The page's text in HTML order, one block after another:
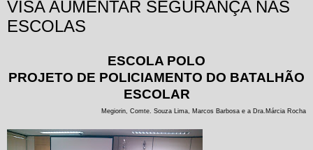
VISA AUMENTAR SEGURANÇA NAS
ESCOLAS
ESCOLA POLO
PROJETO DE POLICIAMENTO DO BATALHÃO
ESCOLAR
Megiorin, Comte. Souza Lima, Marcos Barbosa e a Dra.Márcia Rocha